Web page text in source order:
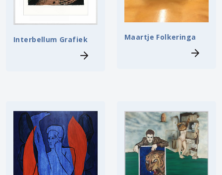
Interbellum Grafiek Maartje Folkeringa